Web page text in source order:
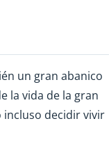
un gran abanico
la vida de la gran
incluso decidir vivir